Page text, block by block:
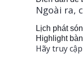
Ngoài ra,
Lịch phát
Highlight
Hãy truy cập